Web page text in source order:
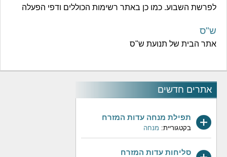
אתרים חדשים
תפילת מנחה עדות המזרח
בקטגוריית: מנחה
סליחות עדות המזרח
לפרשת השבוע. כמו כן באתר רשימות הכוללים ודפי הפעלה
ש"ס
אתר הבית של תנועת ש"ס